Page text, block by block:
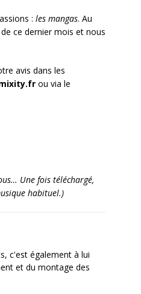
: les mangas. Au
ce dernier mois et nous
avis dans les
ou via le
Une fois téléchargé,
habituel.)
c'est également à lui
et du montage des